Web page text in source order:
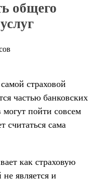
общего
страховой
частью банковских
могут пойти совсем
считаться сама
как страховую
является и